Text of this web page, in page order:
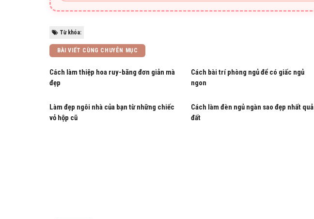
Từ khóa:
BÀI VIẾT CÙNG CHUYÊN MỤC
Cách làm thiệp hoa ruy-băng đơn giản mà
đẹp
Cách bài trí phòng ngủ để có giấc ngủ
ngon
Làm đẹp ngôi nhà của bạn từ những chiếc
vỏ hộp cũ
Cách làm đèn ngủ ngàn sao đẹp nhất quả
đất